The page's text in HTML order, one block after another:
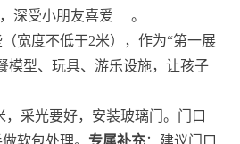
深受小朋友喜爱
。
宽度不低于2米），作为“第一展
模型、玩具、游乐设施，让孩子
，采光要好，安装玻璃门。门口